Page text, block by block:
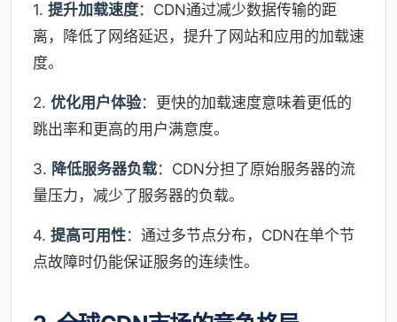
1. 提升加载速度：CDN通过减少数据传输的距
离，降低了网络延迟，提升了网站和应用的加载速
度。
2. 优化用户体验：更快的加载速度意味着更低的
跳出率和更高的用户满意度。
3. 降低服务器负载：CDN分担了原始服务器的流
量压力，减少了服务器的负载。
4. 提高可用性：通过多节点分布，CDN在单个节
点故障时仍能保证服务的连续性。